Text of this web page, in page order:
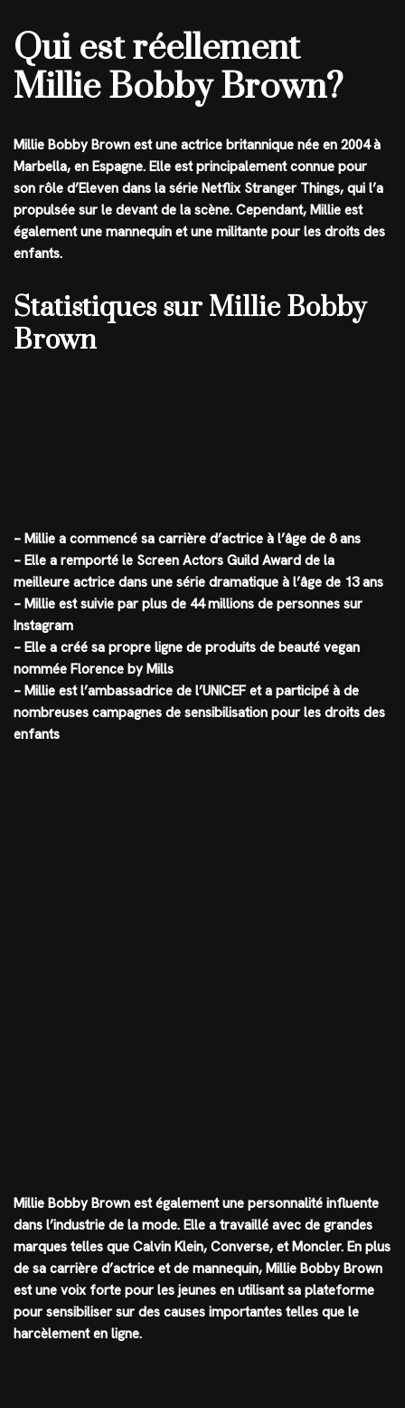
Qui est réellement
Millie Bobby Brown?
Millie Bobby Brown est une actrice britannique née en 2004 à
Marbella, en Espagne. Elle est principalement connue pour
son rôle d’Eleven dans la série Netflix Stranger Things, qui l’a
propulsée sur le devant de la scène. Cependant, Millie est
également une mannequin et une militante pour les droits des
enfants.
Statistiques sur Millie Bobby
Brown
– Millie a commencé sa carrière d’actrice à l’âge de 8 ans
– Elle a remporté le Screen Actors Guild Award de la
meilleure actrice dans une série dramatique à l’âge de 13 ans
– Millie est suivie par plus de 44 millions de personnes sur
Instagram
– Elle a créé sa propre ligne de produits de beauté vegan
nommée Florence by Mills
– Millie est l’ambassadrice de l’UNICEF et a participé à de
nombreuses campagnes de sensibilisation pour les droits des
enfants
Millie Bobby Brown est également une personnalité influente
dans l’industrie de la mode. Elle a travaillé avec de grandes
marques telles que Calvin Klein, Converse, et Moncler. En plus
de sa carrière d’actrice et de mannequin, Millie Bobby Brown
est une voix forte pour les jeunes en utilisant sa plateforme
pour sensibiliser sur des causes importantes telles que le
harcèlement en ligne.